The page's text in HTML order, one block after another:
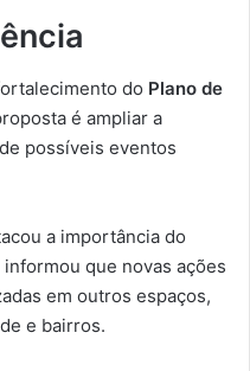
do Plano de
é ampliar a
possíveis eventos
a importância do
que novas ações
em outros espaços,
e bairros.